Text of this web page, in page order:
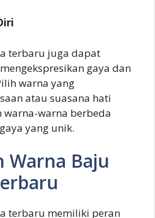
terbaru juga dapat
gaya dan
warna yang
atau suasana hati
warna berbeda
yang unik.
Warna Baju
terbaru memiliki peran